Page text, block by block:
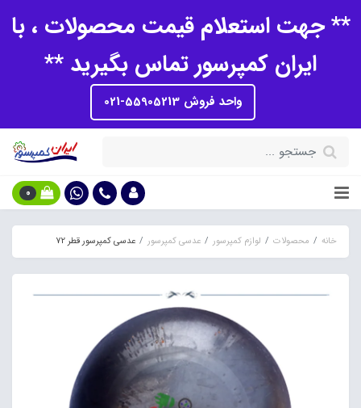
** جهت استعلام قیمت محصولات ، با
ایران کمپرسور تماس بگیرید **
واحد فروش 55905213-021
0
خانه محصولات لوازم کمپرسور عدسی کمپرسور عدسی کمپرسور قطر 72